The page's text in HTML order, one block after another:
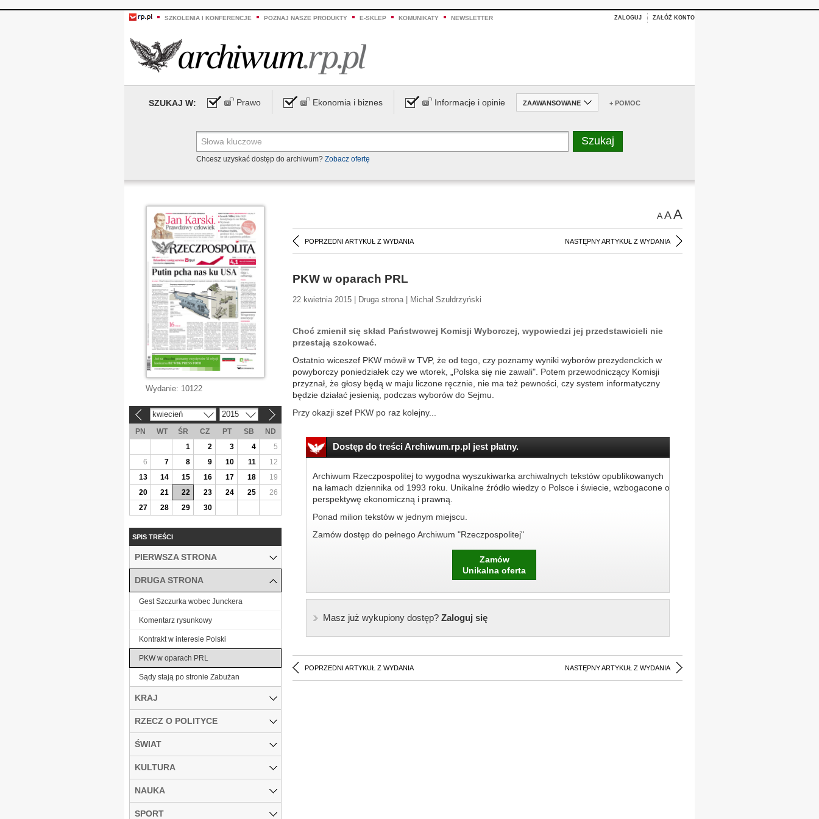
SZKOLENIA I KONFERENCJE POZNAJ NASZE PRODUKTY E-SKLEP KOMUNIKATY NEWSLETTER ZALOGUJ ZAŁÓŻ KONTO
SZUKAJ W: Prawo Ekonomia i biznes Informacje i opinie ZAAWANSOWANE + POMOC
Chcesz uzyskać dostęp do archiwum? Zobacz ofertę
AAA
POPRZEDNI ARTYKUŁ Z WYDANIA NASTĘPNY ARTYKUŁ Z WYDANIA
PKW w oparach PRL
22 kwietnia 2015 | Druga strona | Michał Szułdrzyński
Choć zmienił się skład Państwowej Komisji Wyborczej, wypowiedzi jej przedstawicieli nie
przestają szokować.
Ostatnio wiceszef PKW mówił w TVP, że od tego, czy poznamy wyniki wyborów prezydenckich w
powyborczy poniedziałek czy we wtorek, „Polska się nie zawali". Potem przewodniczący Komisji
przyznał, że głosy będą w maju liczone ręcznie, nie ma też pewności, czy system informatyczny
będzie działać jesienią, podczas wyborów do Sejmu.
Przy okazji szef PKW po raz kolejny...
Dostęp do treści Archiwum.rp.pl jest płatny.
Archiwum Rzeczpospolitej to wygodna wyszukiwarka archiwalnych tekstów opublikowanych
na łamach dziennika od 1993 roku. Unikalne źródło wiedzy o Polsce i świecie, wzbogacone o
perspektywę ekonomiczną i prawną.
Ponad milion tekstów w jednym miejscu.
Zamów dostęp do pełnego Archiwum "Rzeczpospolitej"
Zamów
Unikalna oferta
Masz już wykupiony dostęp?Zaloguj się
POPRZEDNI ARTYKUŁ Z WYDANIA NASTĘPNY ARTYKUŁ Z WYDANIA
Wydanie: 10122
kwiecień 2015
PN WT ŚR CZ PT SB
ND
1
2 3 4
5
6
7 8 9 10 11
12
13
14 15 16 17 18
19
20
21 22 23 24 25
26
27
28 29 30
SPIS TREŚCI
PIERWSZA STRONA
DRUGA STRONA
Gest Szczurka wobec Junckera
Komentarz rysunkowy
Kontrakt w interesie Polski
PKW w oparach PRL
Sądy stają po stronie Zabużan
KRAJ
RZECZ O POLITYCE
ŚWIAT
KULTURA
NAUKA
SPORT